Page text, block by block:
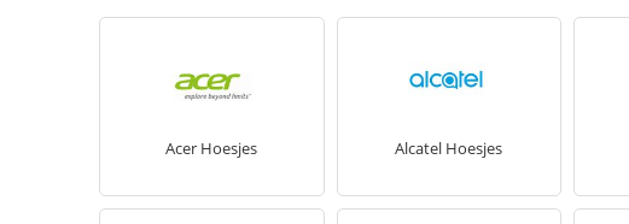
Acer Hoesjes Alcatel Hoesjes